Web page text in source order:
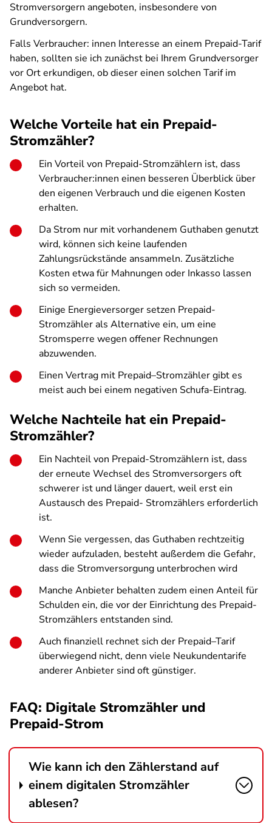
Stromversorgern angeboten, insbesondere von
Grundversorgern.
Falls Verbraucher: innen Interesse an einem Prepaid-Tarif
haben, sollten sie ich zunächst bei Ihrem Grundversorger
vor Ort erkundigen, ob dieser einen solchen Tarif im
Angebot hat.
Welche Vorteile hat ein Prepaid-
Stromzähler?
Ein Vorteil von Prepaid-Stromzählern ist, dass
Verbraucher:innen einen besseren Überblick über
den eigenen Verbrauch und die eigenen Kosten
erhalten.
Da Strom nur mit vorhandenem Guthaben genutzt
wird, können sich keine laufenden
Zahlungsrückstände ansammeln. Zusätzliche
Kosten etwa für Mahnungen oder Inkasso lassen
sich so vermeiden.
Einige Energieversorger setzen Prepaid-
Stromzähler als Alternative ein, um eine
Stromsperre wegen offener Rechnungen
abzuwenden.
Einen Vertrag mit Prepaid–Stromzähler gibt es
meist auch bei einem negativen Schufa-Eintrag.
Welche Nachteile hat ein Prepaid-
Stromzähler?
Ein Nachteil von Prepaid-Stromzählern ist, dass
der erneute Wechsel des Stromversorgers oft
schwerer ist und länger dauert, weil erst ein
Austausch des Prepaid- Stromzählers erforderlich
ist.
Wenn Sie vergessen, das Guthaben rechtzeitig
wieder aufzuladen, besteht außerdem die Gefahr,
dass die Stromversorgung unterbrochen wird
Manche Anbieter behalten zudem einen Anteil für
Schulden ein, die vor der Einrichtung des Prepaid-
Stromzählers entstanden sind.
Auch finanziell rechnet sich der Prepaid–Tarif
überwiegend nicht, denn viele Neukundentarife
anderer Anbieter sind oft günstiger.
FAQ: Digitale Stromzähler und
Prepaid-Strom
Wie kann ich den Zählerstand auf
einem digitalen Stromzähler
ablesen?